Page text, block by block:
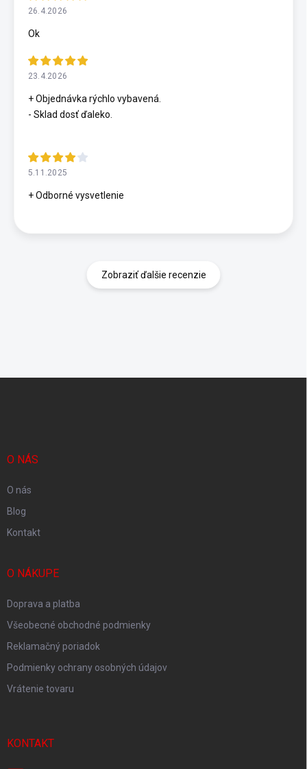
26.4.2026
Ok
23.4.2026
+ Objednávka rýchlo vybavená.
- Sklad dosť ďaleko.
5.11.2025
+ Odborné vysvetlenie
Zobraziť ďalšie recenzie
O NÁS
O nás
Blog
Kontakt
O NÁKUPE
Doprava a platba
Všeobecné obchodné podmienky
Reklamačný poriadok
Podmienky ochrany osobných údajov
Vrátenie tovaru
KONTAKT